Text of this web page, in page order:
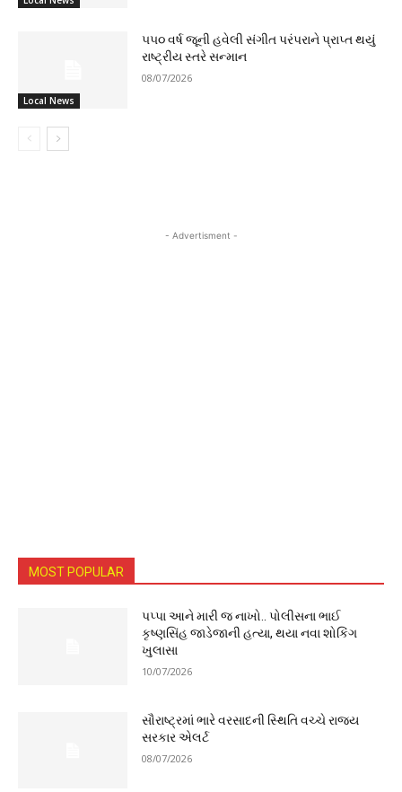
Local News
૫૫૦ વર્ષ જૂની હવેલી સંગીત પરંપરાને પ્રાપ્ત થયું
રાષ્ટ્રીય સ્તરે સન્માન
08/07/2026
- Advertisment -
MOST POPULAR
પપ્પા આને મારી જ નાખો.. પોલીસના ભાઈ
કૃષ્ણસિંહ જાડેજાની હત્યા, થયા નવા શોકિંગ
ખુલાસા
10/07/2026
સૌરાષ્ટ્રમાં ભારે વરસાદની સ્થિતિ વચ્ચે રાજ્ય
સરકાર એલર્ટ
08/07/2026